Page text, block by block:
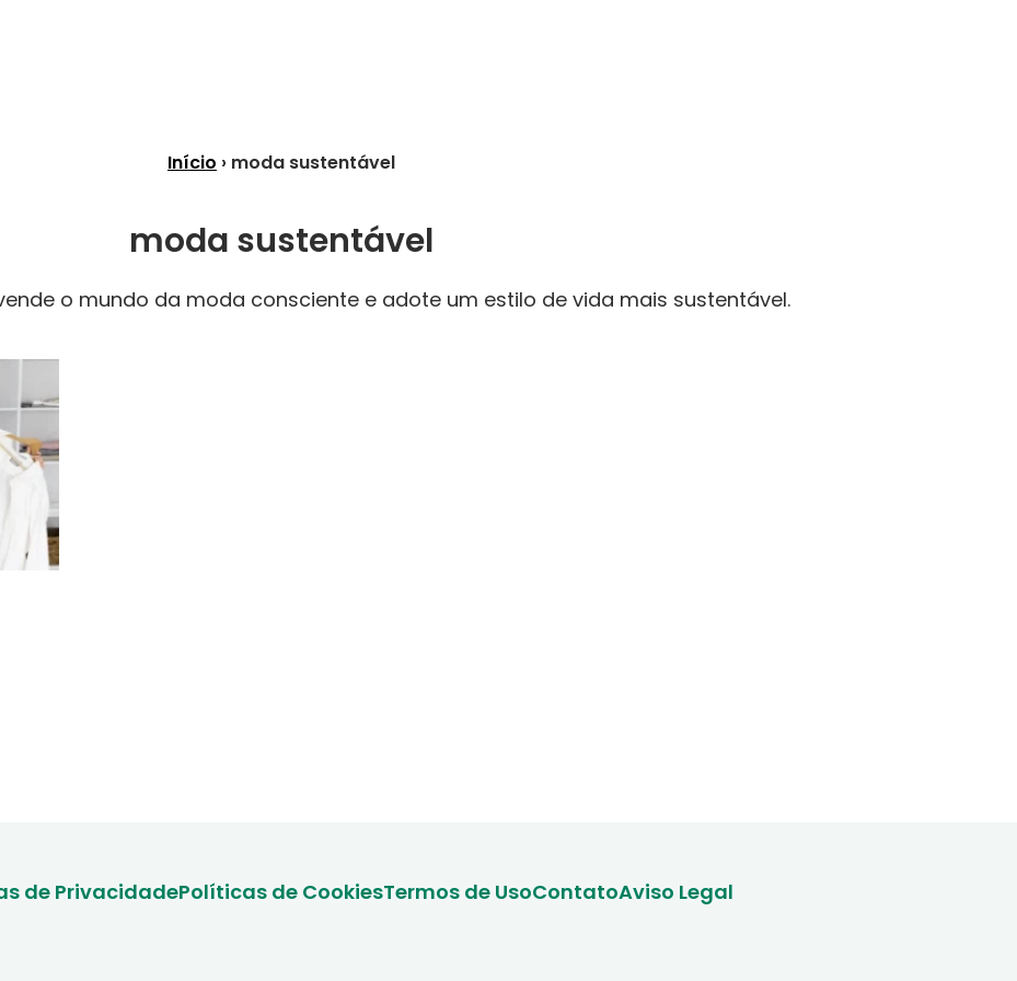
Início › moda sustentável
moda sustentável
o mundo da moda consciente e adote um estilo de vida mais sustentável.
de PrivacidadePolíticas de CookiesTermos de UsoContatoAviso Legal